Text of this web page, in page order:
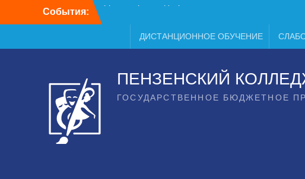
События:
ДИСТАНЦИОННОЕ ОБУЧЕНИЕ
ПЕНЗЕНСКИЙ
ГОСУДАРСТВЕННОЕ БЮДЖЕТНОЕ